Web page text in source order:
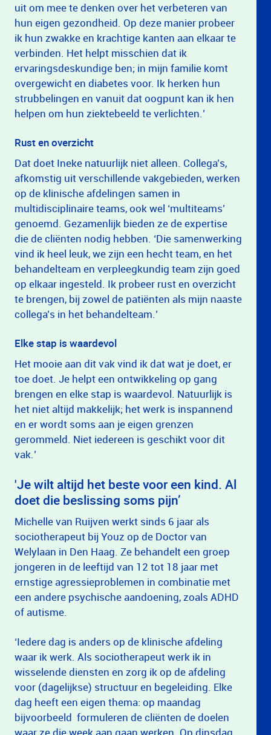
uit om mee te denken over het verbeteren van
hun eigen gezondheid. Op deze manier probeer
ik hun zwakke en krachtige kanten aan elkaar te
verbinden. Het helpt misschien dat ik
ervaringsdeskundige ben; in mijn familie komt
overgewicht en diabetes voor. Ik herken hun
strubbelingen en vanuit dat oogpunt kan ik hen
helpen om hun ziektebeeld te verlichten.’
Rust en overzicht
Dat doet Ineke natuurlijk niet alleen. Collega’s,
afkomstig uit verschillende vakgebieden, werken
op de klinische afdelingen samen in
multidisciplinaire teams, ook wel ‘multiteams’
genoemd. Gezamenlijk bieden ze de expertise
die de cliënten nodig hebben. ‘Die samenwerking
vind ik heel leuk, we zijn een hecht team, en het
behandelteam en verpleegkundig team zijn goed
op elkaar ingesteld. Ik probeer rust en overzicht
te brengen, bij zowel de patiënten als mijn naaste
collega’s in het behandelteam.’
Elke stap is waardevol
Het mooie aan dit vak vind ik dat wat je doet, er
toe doet. Je helpt een ontwikkeling op gang
brengen en elke stap is waardevol. Natuurlijk is
het niet altijd makkelijk; het werk is inspannend
en er wordt soms aan je eigen grenzen
gerommeld. Niet iedereen is geschikt voor dit
vak.’
'Je wilt altijd het beste voor een kind. Al
doet die beslissing soms pijn’
Michelle van Ruijven werkt sinds 6 jaar als
sociotherapeut bij Youz op de Doctor van
Welylaan in Den Haag. Ze behandelt een groep
jongeren in de leeftijd van 12 tot 18 jaar met
ernstige agressieproblemen in combinatie met
een andere psychische aandoening, zoals ADHD
of autisme.
‘Iedere dag is anders op de klinische afdeling
waar ik werk. Als sociotherapeut werk ik in
wisselende diensten en zorg ik op de afdeling
voor (dagelijkse) structuur en begeleiding. Elke
dag heeft een eigen thema: op maandag
bijvoorbeeld formuleren de cliënten de doelen